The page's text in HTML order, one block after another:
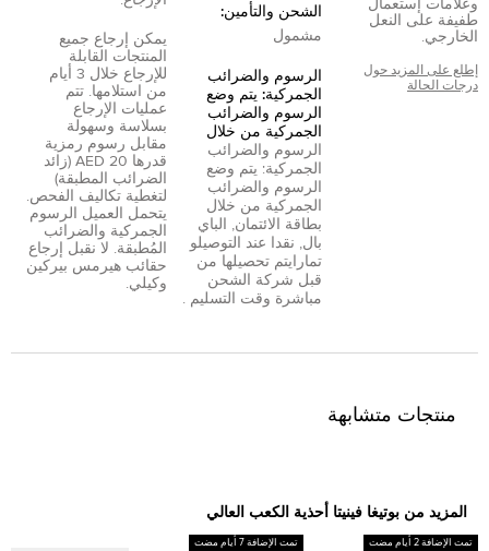
وعلامات إستعمال
طفيفة على النعل
الخارجي.
إطلع على المزيد حول
درجات الحالة
الشحن والتأمين:
مشمول
الرسوم والضرائب
الجمركية: يتم وضع
الرسوم والضرائب
الجمركية من خلال
الرسوم والضرائب
الجمركية: يتم وضع
الرسوم والضرائب
الجمركية من خلال
بطاقة الائتمان,
الباي
بال, نقدا عند التوصيلو
تمارا يتم تحصيلها من
قبل شركة الشحن
مباشرة وقت التسليم .
يمكن إرجاع جميع
المنتجات القابلة
للإرجاع خلال 3 أيام
من استلامها. تتم
عمليات الإرجاع
بسلاسة وسهولة
مقابل رسوم رمزية
قدرها 20 AED (زائد
الضرائب المطبقة)
لتغطية تكاليف الفحص.
يتحمل العميل الرسوم
الجمركية والضرائب
المُطبقة. لا نقبل إرجاع
حقائب هيرمس بيركين
وكيلي.
منتجات متشابهة
المزيد من بوتيغا فينيتا أحذية الكعب العالي
تمت الإضافة 2 أيام مضت تمت الإضافة 7 أيام مضت